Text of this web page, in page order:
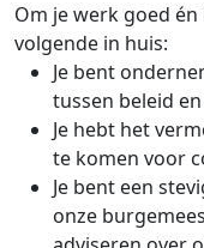
Om je werk goed
volgende in huis:
Je bent
tussen beleid
Je hebt het
te komen voor
Je bent een
onze